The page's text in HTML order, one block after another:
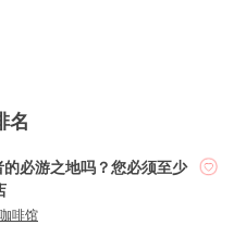
名
的必游之地吗？您必须至少
啡馆